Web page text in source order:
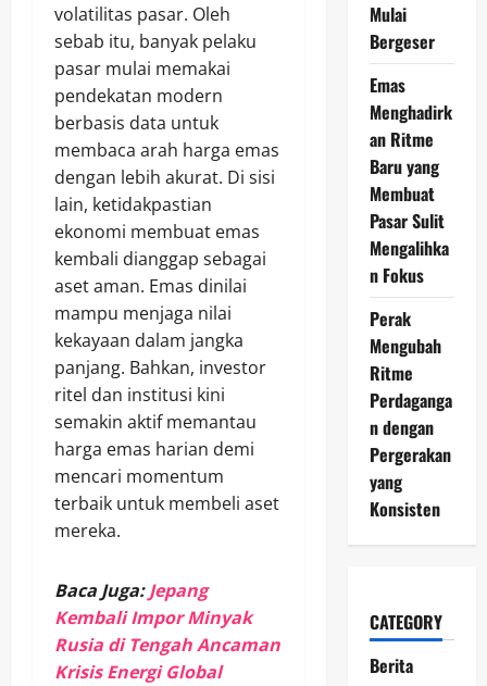
volatilitas pasar. Oleh
sebab itu, banyak pelaku
pasar mulai memakai
pendekatan modern
berbasis data untuk
membaca arah harga emas
dengan lebih akurat. Di sisi
lain, ketidakpastian
ekonomi membuat emas
kembali dianggap sebagai
aset aman. Emas dinilai
mampu menjaga nilai
kekayaan dalam jangka
panjang. Bahkan, investor
ritel dan institusi kini
semakin aktif memantau
harga emas harian demi
mencari momentum
terbaik untuk membeli aset
mereka.
Baca Juga:Jepang
Kembali Impor Minyak
Rusia di Tengah Ancaman
Krisis Energi Global
Mulai
Bergeser
Emas
Menghadirk
an Ritme
Baru yang
Membuat
Pasar Sulit
Mengalihka
n Fokus
Perak
Mengubah
Ritme
Perdaganga
n dengan
Pergerakan
yang
Konsisten
CATEGORY
Berita